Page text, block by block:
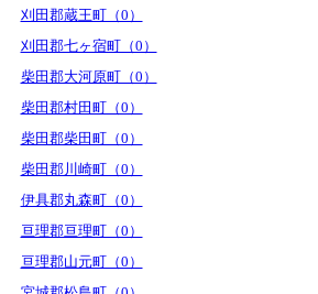
刈田郡蔵王町（0）
刈田郡七ヶ宿町（0）
柴田郡大河原町（0）
柴田郡村田町（0）
柴田郡柴田町（0）
柴田郡川崎町（0）
伊具郡丸森町（0）
亘理郡亘理町（0）
亘理郡山元町（0）